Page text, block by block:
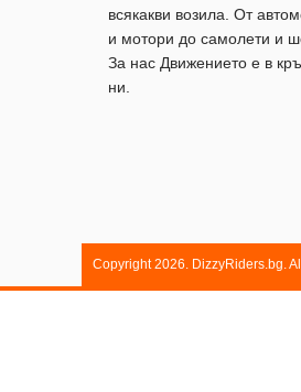
всякакви возила. От
и мотори до самолети и
За нас Движението е в
ни.
Copyright 2026. DizzyRiders.bg.